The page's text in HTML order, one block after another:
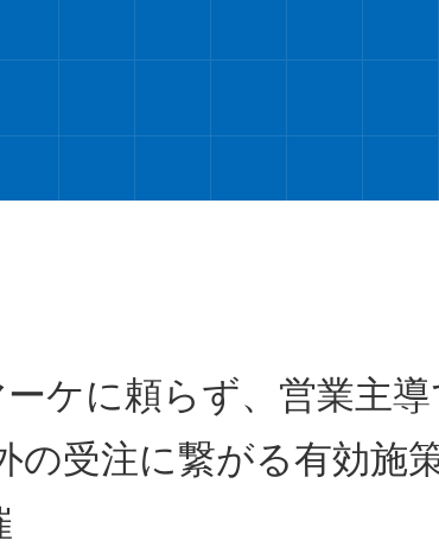
ーケに頼らず、営業主
受注に繋がる有効施